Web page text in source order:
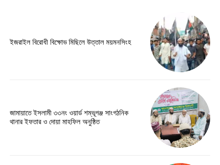
ইজরাইল বিরোধী বিক্ষোভ মিছিলে উত্তাল ময়মনসিংহ
জামায়াতে ইসলামী ৩৩নং ওয়ার্ড শম্ভূগঞ্জ সাংগঠনিক
থানার ইফতার ও দোয়া মাহফিল অনুষ্ঠিত